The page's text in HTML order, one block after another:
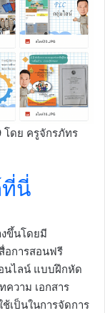
โดย ครูจักรภัทร
นี่
งขึ้นโดยมี
อการสอนฟรี
นไลน์ แบบฝึกหัด
ความ เอกสาร
เป็นในการจัดการ